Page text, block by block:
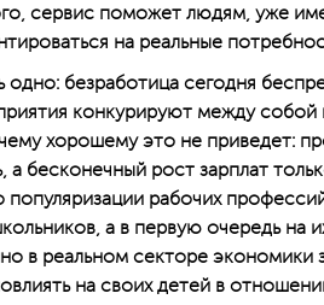
сервис поможет людям, уже
на реальные
безработица сегодня
конкурируют между собой
хорошему это не приведет:
а бесконечный рост зарплат
популяризации рабочих
а в первую очередь
в реальном секторе экономики
на своих детей в